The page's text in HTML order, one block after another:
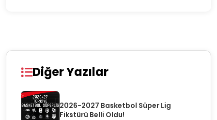
Diğer Yazılar
2026-2027 Basketbol Süper Lig
Fikstürü Belli Oldu!